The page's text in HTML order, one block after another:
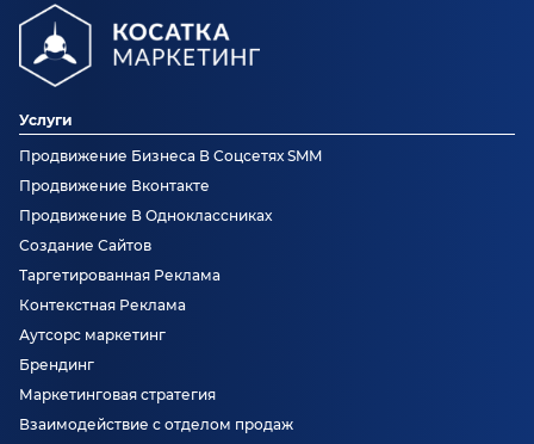
Услуги
Продвижение Бизнеса В Соцсетях SMM
Продвижение Вконтакте
Продвижение В Одноклассниках
Создание Сайтов
Таргетированная Реклама
Контекстная Реклама
Аутсорс маркетинг
Брендинг
Маркетинговая стратегия
Взаимодействие с отделом продаж